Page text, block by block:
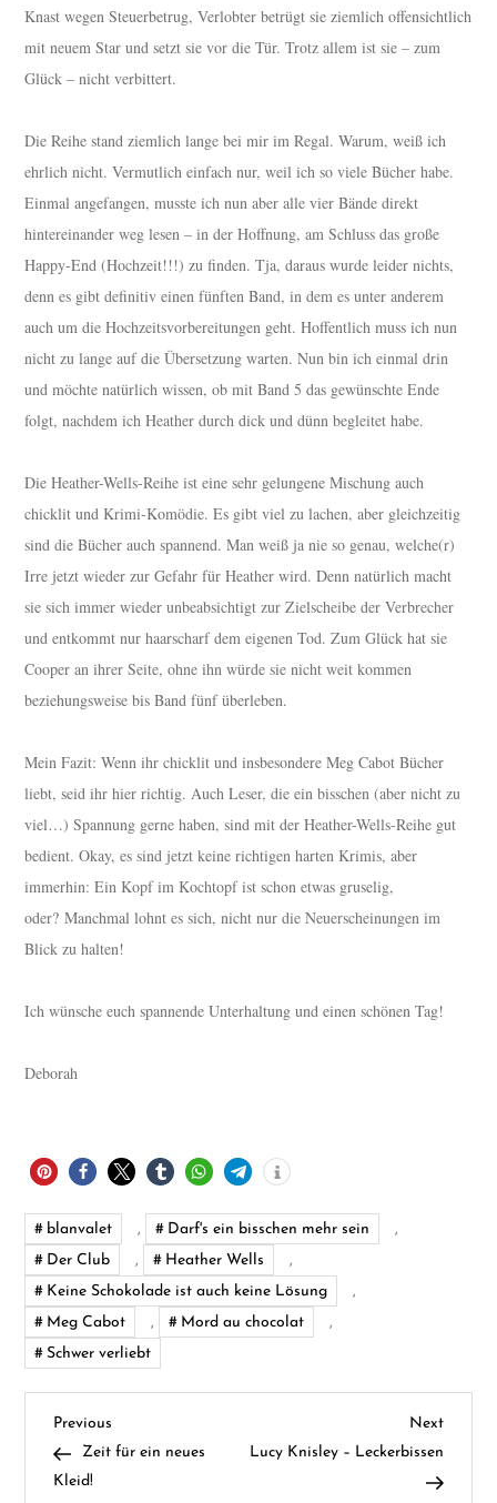
Knast wegen Steuerbetrug, Verlobter betrügt sie ziemlich offensichtlich
mit neuem Star und setzt sie vor die Tür. Trotz allem ist sie – zum
Glück – nicht verbittert.
Die Reihe stand ziemlich lange bei mir im Regal. Warum, weiß ich
ehrlich nicht. Vermutlich einfach nur, weil ich so viele Bücher habe.
Einmal angefangen, musste ich nun aber alle vier Bände direkt
hintereinander weg lesen – in der Hoffnung, am Schluss das große
Happy-End (Hochzeit!!!) zu finden. Tja, daraus wurde leider nichts,
denn es gibt definitiv einen fünften Band, in dem es unter anderem
auch um die Hochzeitsvorbereitungen geht. Hoffentlich muss ich nun
nicht zu lange auf die Übersetzung warten. Nun bin ich einmal drin
und möchte natürlich wissen, ob mit Band 5 das gewünschte Ende
folgt, nachdem ich Heather durch dick und dünn begleitet habe.
Die Heather-Wells-Reihe ist eine sehr gelungene Mischung auch
chicklit und Krimi-Komödie. Es gibt viel zu lachen, aber gleichzeitig
sind die Bücher auch spannend. Man weiß ja nie so genau, welche(r)
Irre jetzt wieder zur Gefahr für Heather wird. Denn natürlich macht
sie sich immer wieder unbeabsichtigt zur Zielscheibe der Verbrecher
und entkommt nur haarscharf dem eigenen Tod. Zum Glück hat sie
Cooper an ihrer Seite, ohne ihn würde sie nicht weit kommen
beziehungsweise bis Band fünf überleben.
Mein Fazit: Wenn ihr chicklit und insbesondere Meg Cabot Bücher
liebt, seid ihr hier richtig. Auch Leser, die ein bisschen (aber nicht zu
viel…) Spannung gerne haben, sind mit der Heather-Wells-Reihe gut
bedient. Okay, es sind jetzt keine richtigen harten Krimis, aber
immerhin: Ein Kopf im Kochtopf ist schon etwas gruselig,
oder?Manchmal lohnt es sich, nicht nur die Neuerscheinungen im
Blick zu halten!
Ich wünsche euch spannende Unterhaltung und einen schönen Tag!
Deborah
blanvalet , Darf's ein bisschen mehr sein
,
Der Club
, Heather Wells
,
Keine Schokolade ist auch keine Lösung
,
Meg Cabot
, Mord au chocolat
,
Schwer verliebt
B
e
Previous
Post
Previous
Zeit für ein neues
Kleid!
Next
Post
Next
Lucy Knisley – Leckerbissen